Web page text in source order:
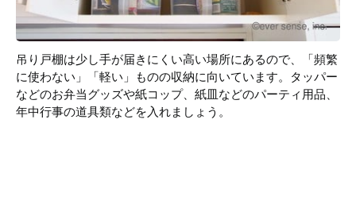
吊り戸棚は少し手が届きにくい高い場所にあるので、「頻繁
に使わない」「軽い」ものの収納に向いています。タッパー
などのお弁当グッズや紙コップ、紙皿などのパーティ用品、
年中行事の道具類などを入れましょう。